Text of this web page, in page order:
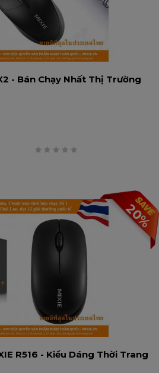
- Bán Chạy Nhất Thị Trường
20%
R516 - Kiểu Dáng Thời Trang